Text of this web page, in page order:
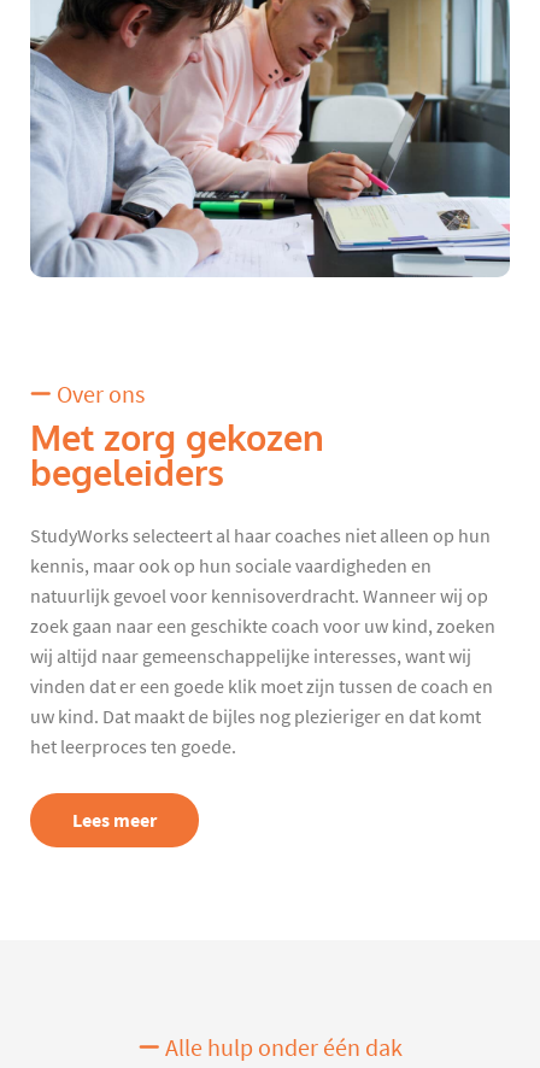
Over ons
Met zorg gekozen
begeleiders
StudyWorks selecteert al haar coaches niet alleen op hun
kennis, maar ook op hun sociale vaardigheden en
natuurlijk gevoel voor kennisoverdracht. Wanneer wij op
zoek gaan naar een geschikte coach voor uw kind, zoeken
wij altijd naar gemeenschappelijke interesses, want wij
vinden dat er een goede klik moet zijn tussen de coach en
uw kind. Dat maakt de bijles nog plezieriger en dat komt
het leerproces ten goede.
Lees meer
Alle hulp onder één dak